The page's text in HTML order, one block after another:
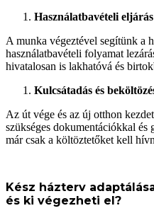
Használatbavételi eljárás
A munka végeztével segítünk a
használatbavételi folyamat
hivatalosan is lakhatóvá és
Kulcsátadás és
Az út vége és az új otthon
szükséges dokumentációkkal
már csak a költöztetőket kell
Kész házterv
és ki végezheti el?